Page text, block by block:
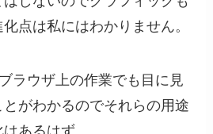
点は私にはわかりません。
ラウザ上の作業でも目に見
がわかるのでそれらの用途
あるはず。